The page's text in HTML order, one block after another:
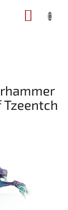
Tzeentch